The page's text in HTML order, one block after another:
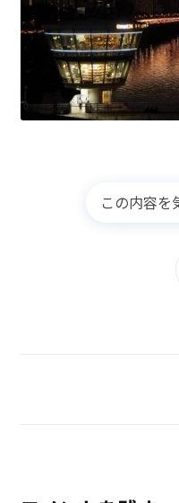
この内容を